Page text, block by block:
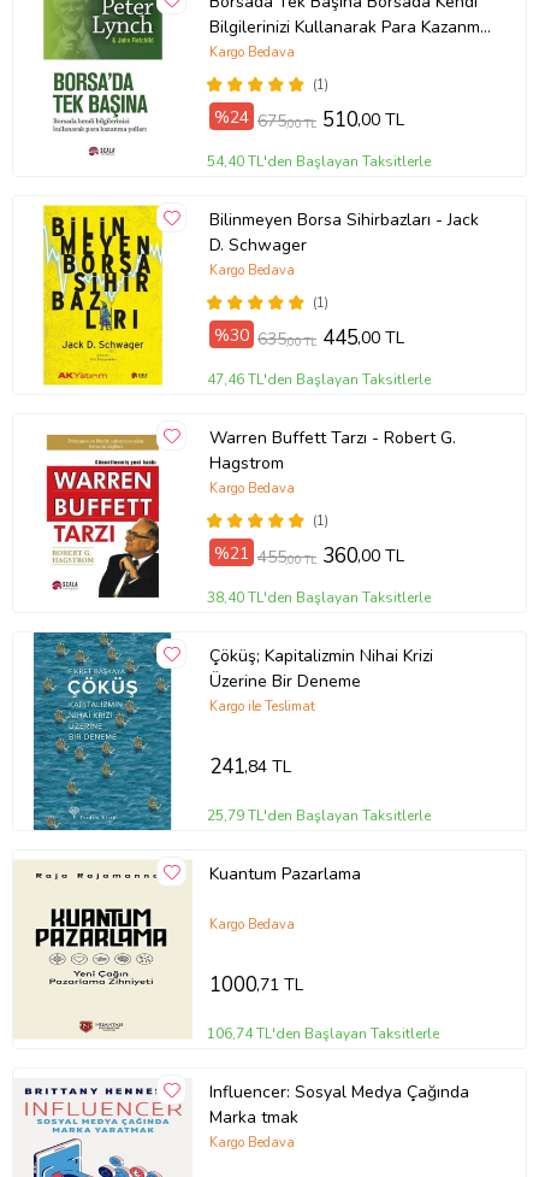
Bilgilerinizi Kullanarak Para Kazanma
Yolları - Peter Lynch
(1)
Kargo Bedava
%24 675,00 TL 510,00 TL
54,40 TL'den Başlayan Taksitlerle
Bilinmeyen Borsa Sihirbazları - Jack
D. Schwager
(1)
Kargo Bedava
%30 635,00 TL 445,00 TL
47,46 TL'den Başlayan Taksitlerle
Warren Buffett Tarzı - Robert G.
Hagstrom
(1)
Kargo Bedava
%21 455,00 TL 360,00 TL
38,40 TL'den Başlayan Taksitlerle
Çöküş; Kapitalizmin Nihai Krizi
Üzerine Bir Deneme
Kargo ile Teslimat
241,84 TL
25,79 TL'den Başlayan Taksitlerle
Kuantum Pazarlama
Kargo Bedava
1000,71 TL
106,74 TL'den Başlayan Taksitlerle
Influencer: Sosyal Medya Çağında
Marka tmak
Kargo Bedava